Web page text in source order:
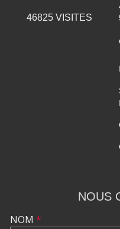
46825VISITES
NOUS
NOM *